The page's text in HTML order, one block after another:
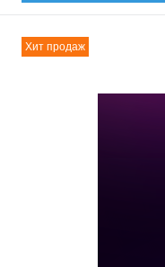
Хит продаж